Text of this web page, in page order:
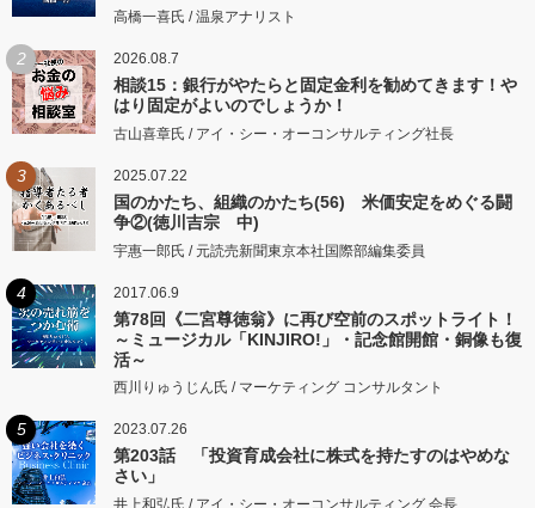
高橋一喜氏 / 温泉アナリスト
2 2026.08.7
相談15：銀行がやたらと固定金利を勧めてきます！や
はり固定がよいのでしょうか！
古山喜章氏 / アイ・シー・オーコンサルティング社長
3 2025.07.22
国のかたち、組織のかたち(56) 米価安定をめぐる闘
争②(徳川吉宗 中)
宇惠一郎氏 / 元読売新聞東京本社国際部編集委員
4 2017.06.9
第78回《二宮尊徳翁》に再び空前のスポットライト！
～ミュージカル「KINJIRO!」・記念館開館・銅像も復
活～
西川りゅうじん氏 / マーケティング コンサルタント
5 2023.07.26
第203話 「投資育成会社に株式を持たすのはやめな
さい」